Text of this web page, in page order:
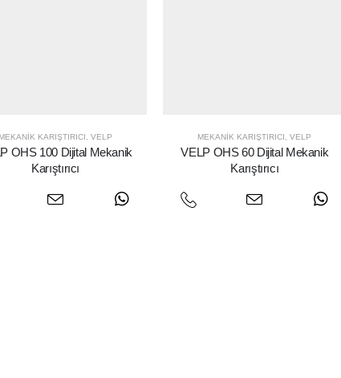
MEKANIK KARIŞTIRICI ,VELP
OHS 100 Dijital Mekanik
Karıştırıcı
MEKANIK KARIŞTIRICI ,VELP
VELP OHS 60 Dijital Mekanik
Karıştırıcı